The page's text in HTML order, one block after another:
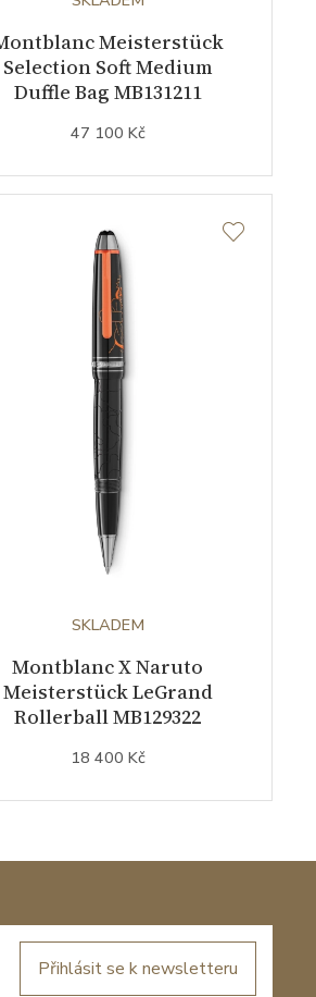
Meisterstück
Selection Soft Medium
Duffle Bag MB131211
47 100 Kč
SKLADEM
Montblanc X Naruto
Meisterstück LeGrand
Rollerball MB129322
18 400 Kč
Přihlásit se k newsletteru